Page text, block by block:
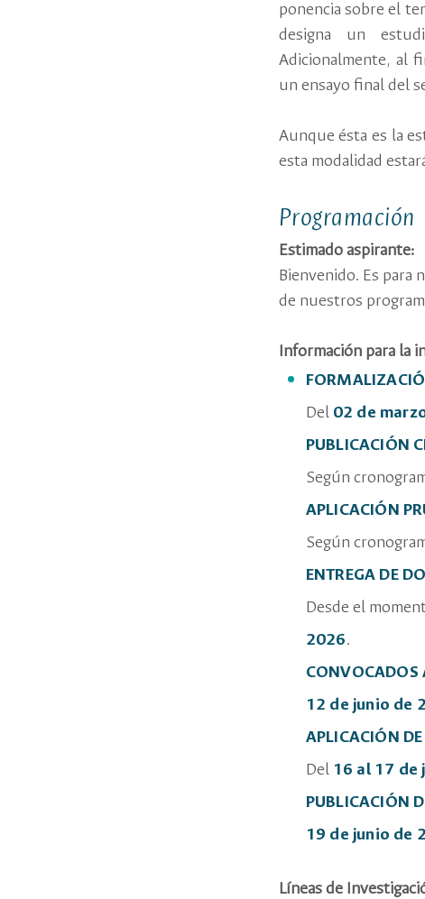
ponencia sobre el
designa un
Adicionalmente, al
un ensayo final del
Aunque ésta es la
esta modalidad
Programación
Estimado aspirante:
Bienvenido. Es para
de nuestros
Información para la
Del 02 de
PUBLICACIÓN
Según
APLICACIÓN
Según
ENTREGA DE
Desde el
2026.
CONVOCADOS
12 de junio de
APLICACIÓN
Del 16 al 17 de
PUBLICACIÓN
19 de junio de
Líneas de